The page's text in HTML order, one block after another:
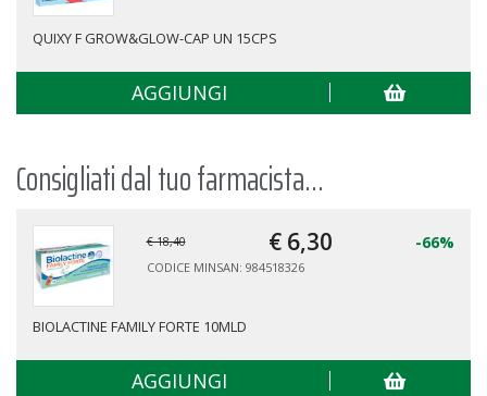
QUIXY F GROW&GLOW-CAP UN 15CPS
AGGIUNGI
Consigliati dal tuo farmacista...
€ 18,40 € 6,30 -66%
CODICE MINSAN: 984518326
BIOLACTINE FAMILY FORTE 10MLD
AGGIUNGI